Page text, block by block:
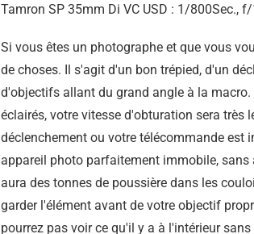
Tamron SP 35mm Di VC USD : 1/800Sec.,
Si vous êtes un photographe et que vous
de choses. Il s'agit d'un bon trépied, d'un
d'objectifs allant du grand angle à la
éclairés, votre vitesse d'obturation sera très
déclenchement ou votre télécommande est
appareil photo parfaitement immobile,
aura des tonnes de poussière dans les
garder l'élément avant de votre objectif
pourrez pas voir ce qu'il y a à l'intérieur